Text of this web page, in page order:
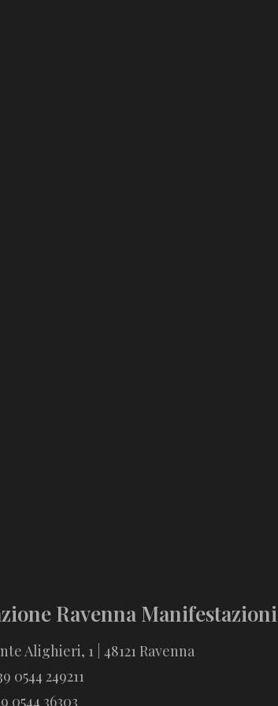
Ravenna Manifestazioni
Alighieri, 1 | 48121 Ravenna
0544 249211
0544 36303